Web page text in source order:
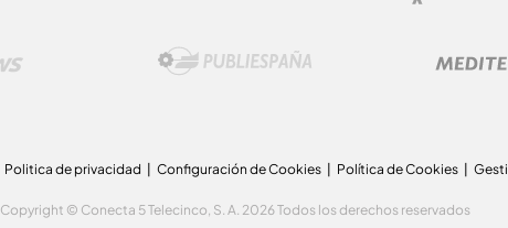
Politica de privacidad Configuración de Cookies Política de Cookies
Copyright © Conecta 5 Telecinco, S. A. 2026 Todos los derechos reservados